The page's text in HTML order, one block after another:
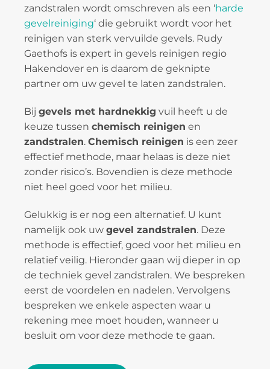
zandstralen wordt omschreven als een ‘harde
gevelreiniging‘ die gebruikt wordt voor het
reinigen van sterk vervuilde gevels. Rudy
Gaethofs is expert in gevels reinigen regio
Hakendover en is daarom de geknipte
partner om uw gevel te laten zandstralen.
Bij gevels met hardnekkig vuil heeft u de
keuze tussen chemisch reinigen en
zandstralen. Chemisch reinigen is een zeer
effectief methode, maar helaas is deze niet
zonder risico’s. Bovendien is deze methode
niet heel goed voor het milieu.
Gelukkig is er nog een alternatief. U kunt
namelijk ook uw gevel zandstralen. Deze
methode is effectief, goed voor het milieu en
relatief veilig. Hieronder gaan wij dieper in op
de techniek gevel zandstralen. We bespreken
eerst de voordelen en nadelen. Vervolgens
bespreken we enkele aspecten waar u
rekening mee moet houden, wanneer u
besluit om voor deze methode te gaan.